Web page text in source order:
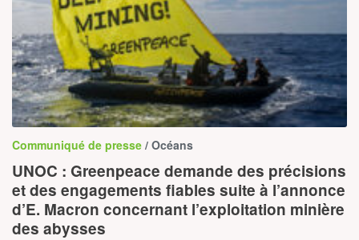
Communiqué de presse / Océans
UNOC : Greenpeace demande des précisions
et des engagements fiables suite à l’annonce
d’E. Macron concernant l’exploitation minière
des abysses